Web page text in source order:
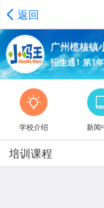
返回
广州榄核镇
招生通1 第1年
学校介绍 新闻
培训课程